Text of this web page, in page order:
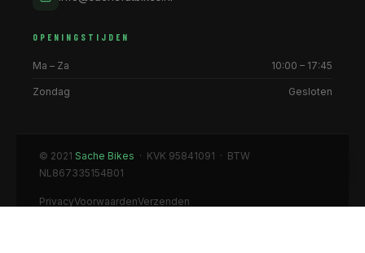
OPENINGSTIJDEN
Ma – Za 10:00 – 17:45
Zondag Gesloten
© 2021 Sache Bikes · KVK 95841091 · BTW
NL867335154B01
PrivacyVoorwaardenVerzenden